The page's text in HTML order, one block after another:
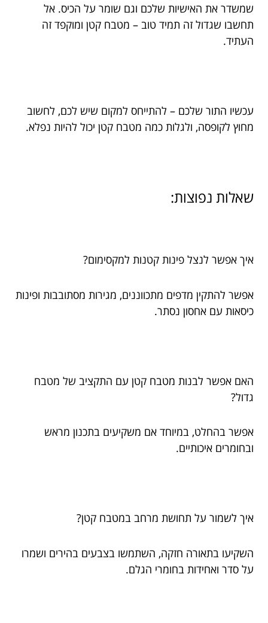
שמשדר את האישיות שלכם וגם שומר על הכיס. אל
תחשבו שגדול זה תמיד טוב – מטבח קטן ומוקפד זה
העתיד.
עכשיו התור שלכם – להתייחס למקום שיש לכם, לחשוב
מחוץ לקופסה, ולגלות כמה מטבח קטן יכול להיות נפלא.
שאלות נפוצות:
איך אפשר לנצל פינות קטנות למקסימום?
אפשר להתקין מדפים מתכווננים, מגירות מסתובבות ופינות
כיסאות עם אחסון נסתר.
האם אפשר לבנות מטבח קטן עם התקציב של מטבח
גדול?
אפשר בהחלט, במיוחד אם משקיעים בתכנון מראש
ובחומרים איכותיים.
איך לשמור על תחושת מרחב במטבח קטן?
השקיעו בתאורה חזקה, השתמשו בצבעים בהירים ושמרו
על סדר ואחידות בחומרי הגלם.